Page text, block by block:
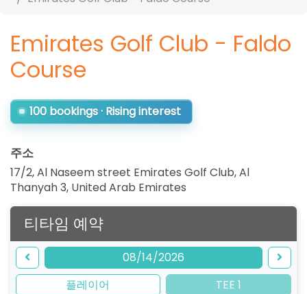
Emirates Golf Club - Faldo
Course
100 bookings · Rising interest
주소
17/2, Al Naseem street Emirates Golf Club, Al
Thanyah 3, United Arab Emirates
티타임 예약
08/14/2026
플레이어
TEE 1